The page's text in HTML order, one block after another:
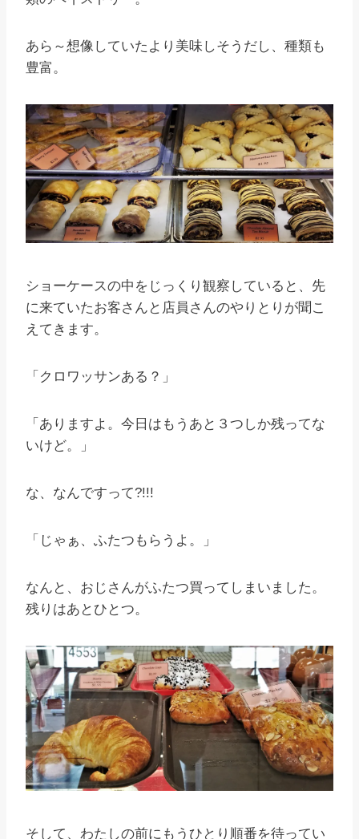
あら～想像していたより美味しそうだし、種類も
豊富。
ショーケースの中をじっくり観察していると、先
に来ていたお客さんと店員さんのやりとりが聞こ
えてきます。
「クロワッサンある？」
「ありますよ。今日はもうあと３つしか残ってな
いけど。」
な、なんですって?!!!
「じゃぁ、ふたつもらうよ。」
なんと、おじさんがふたつ買ってしまいました。
残りはあとひとつ。
そして、わたしの前にもうひとり順番を待ってい